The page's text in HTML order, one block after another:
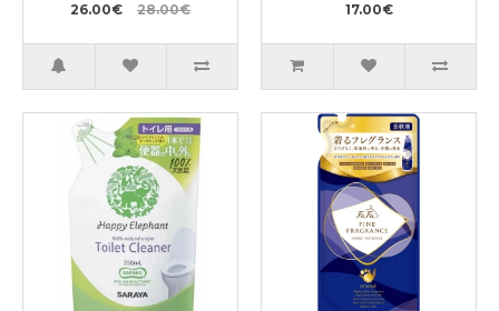
citrusu aromātu
450ml
26.00€ 28.00€ 17.00€